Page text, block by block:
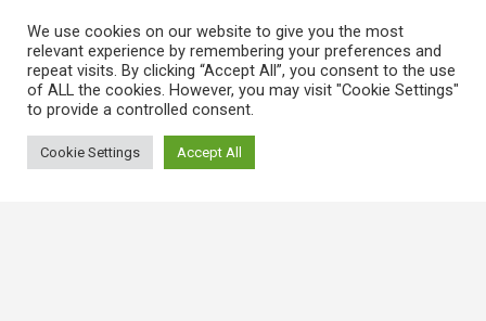
We use cookies on our website to give you the most
relevant experience by remembering your preferences and
repeat visits. By clicking “Accept All”, you consent to the use
of ALL the cookies. However, you may visit "Cookie Settings"
to provide a controlled consent.
Cookie Settings Accept All